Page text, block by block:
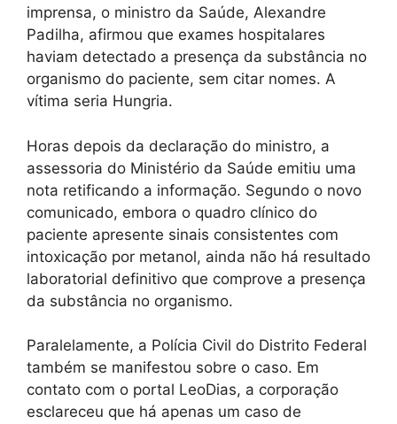
imprensa, o ministro da Saúde, Alexandre
Padilha, afirmou que exames hospitalares
haviam detectado a presença da substância no
organismo do paciente, sem citar nomes. A
vítima seria Hungria.
Horas depois da declaração do ministro, a
assessoria do Ministério da Saúde emitiu uma
nota retificando a informação. Segundo o novo
comunicado, embora o quadro clínico do
paciente apresente sinais consistentes com
intoxicação por metanol, ainda não há resultado
laboratorial definitivo que comprove a presença
da substância no organismo.
Paralelamente, a Polícia Civil do Distrito Federal
também se manifestou sobre o caso. Em
contato com o portal LeoDias, a corporação
esclareceu que há apenas um caso de